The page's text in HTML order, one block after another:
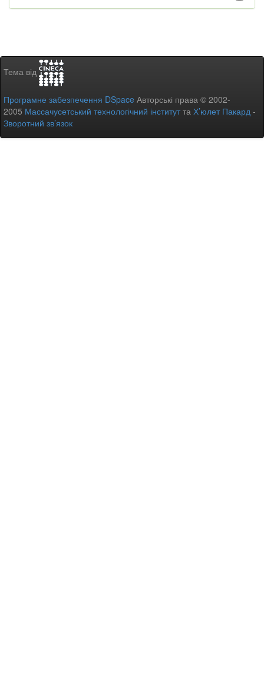
Тема від
Програмне забезпечення DSpace Авторські права © 2002-
2005 Массачусетський технологічний інститутта Х’юлет Пакард -
Зворотний зв’язок